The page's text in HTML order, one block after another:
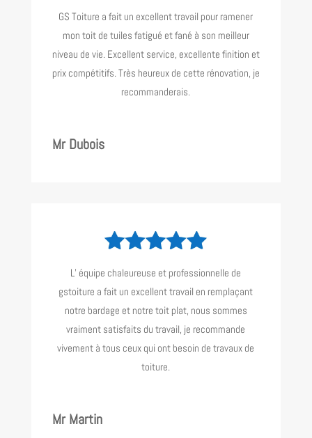
GS Toiture a fait un excellent travail pour ramener
mon toit de tuiles fatigué et fané à son meilleur
niveau de vie. Excellent service, excellente finition et
prix compétitifs. Très heureux de cette rénovation, je
recommanderais.
Mr Dubois
L’ équipe chaleureuse et professionnelle de
gstoiture a fait un excellent travail en remplaçant
notre bardage et notre toit plat, nous sommes
vraiment satisfaits du travail, je recommande
vivement à tous ceux qui ont besoin de travaux de
toiture.
Mr Martin